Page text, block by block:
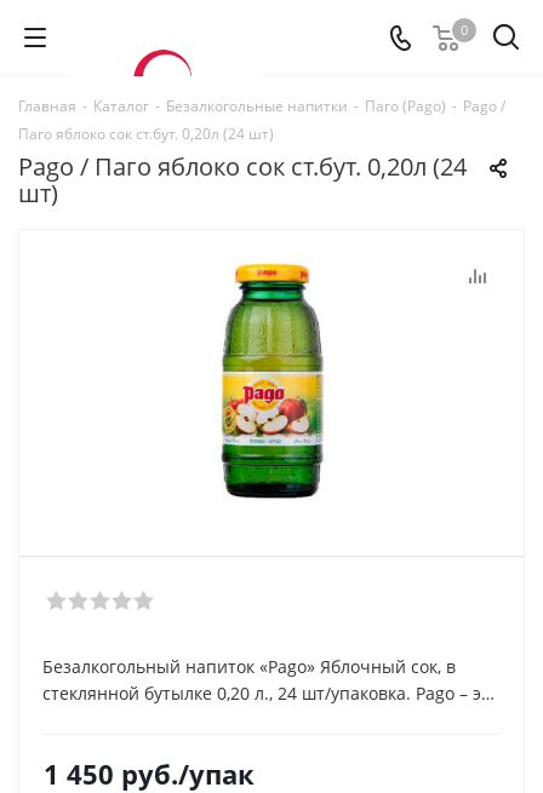
0
Главная - Каталог - Безалкогольные напитки - Паго (Pago) - Pago /
Паго яблоко сок ст.бут. 0,20л (24 шт)
Pago / Паго яблоко сок ст.бут. 0,20л (24
шт)
Безалкогольный напиток «Pago» Яблочный сок, в
стеклянной бутылке 0,20 л., 24 шт/упаковка. Pago – это
лидирующие позиции в сегменте премиальных
1 450 руб./упак